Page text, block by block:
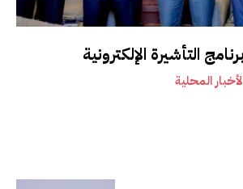
التأشيرة الإلكترونية
المحلية